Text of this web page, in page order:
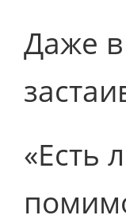
Даже
«Есть